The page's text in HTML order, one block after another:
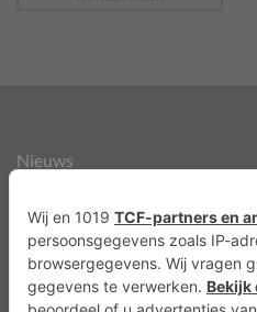
Nieuws
Over ons